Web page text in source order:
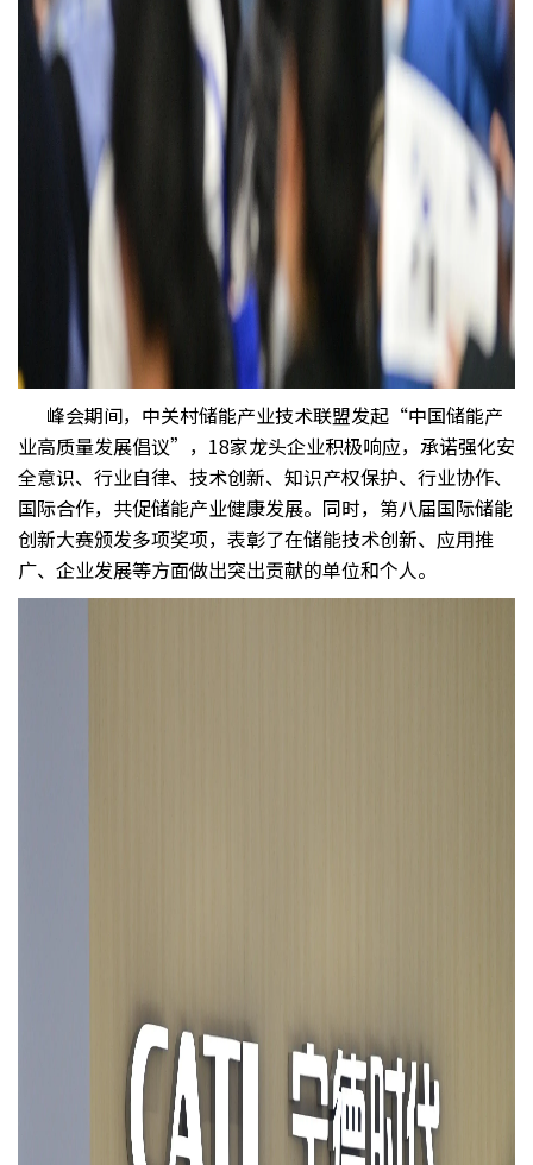
峰会期间，中关村储能产业技术联盟发起“中国储能产
业高质量发展倡议”，18家龙头企业积极响应，承诺强化安
全意识、行业自律、技术创新、知识产权保护、行业协作、
国际合作，共促储能产业健康发展。同时，第八届国际储能
创新大赛颁发多项奖项，表彰了在储能技术创新、应用推
广、企业发展等方面做出突出贡献的单位和个人。